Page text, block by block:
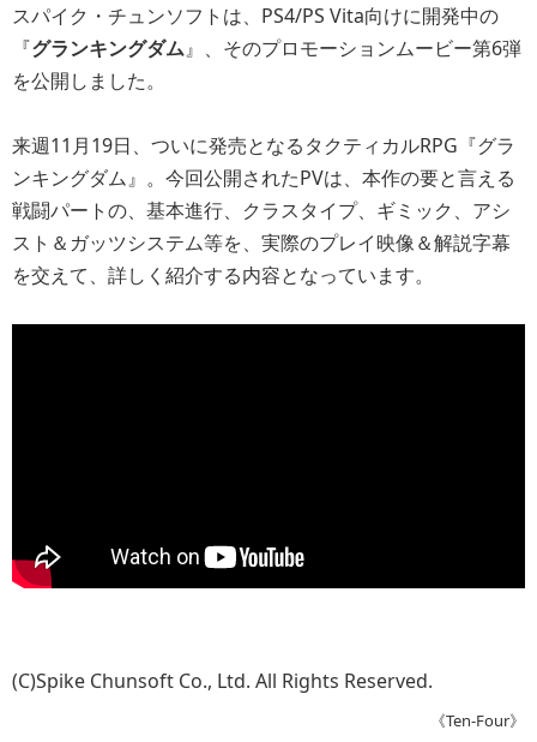
スパイク・チュンソフトは、PS4/PS Vita向けに開発中の
『グランキングダム』、そのプロモーションムービー第6弾
を公開しました。
来週11月19日、ついに発売となるタクティカルRPG『グラ
ンキングダム』。今回公開されたPVは、本作の要と言える
戦闘パートの、基本進行、クラスタイプ、ギミック、アシ
スト＆ガッツシステム等を、実際のプレイ映像＆解説字幕
を交えて、詳しく紹介する内容となっています。
(C)Spike Chunsoft Co., Ltd. All Rights Reserved.
《Ten-Four》